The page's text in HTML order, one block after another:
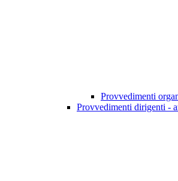
Provvedimenti
Provvedimenti dirigenti -